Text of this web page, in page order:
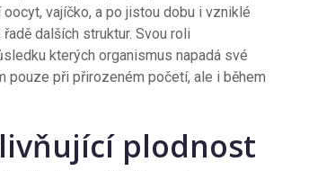
vajíčko, a po jistou dobu i vzniklé
dalších struktur. Svou roli
kterých organismus napadá své
pouze při přirozeném početí, ale i během
plodnost